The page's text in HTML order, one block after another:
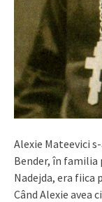
Alexie Mateevici
Bender, în familia
Nadejda, era fiica
Când Alexie avea